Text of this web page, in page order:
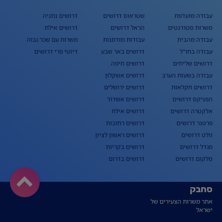
עבודה מועדפת
משרות סטודנטים
עבודה מהבית
עבודה בחו"ל
דרושים שליחים
עבודה בשעות הערב
דרושים חקלאות
הפניקס דרושים
אלקטרה דרושים
פרטנר דרושים
וולט דרושים
מגדל דרושים
סלקום דרושים
שטראוס דרושים
הראל דרושים
עבודות מזדמנות
דרושים באר שבע
דרושים חיפה
דרושים אשקלון
דרושים ירושלים
דרושים אשדוד
דרושים אילת
דרושים רחובות
דרושים ראשון לציון
דרושים בקריות
דרושים בדרום
דרושים נתניה
דרושים אילת
משרות עם שכר גבוה
דיוטי פרי דרושים
סחבק
אתר משרות הצעירים של
ישראל